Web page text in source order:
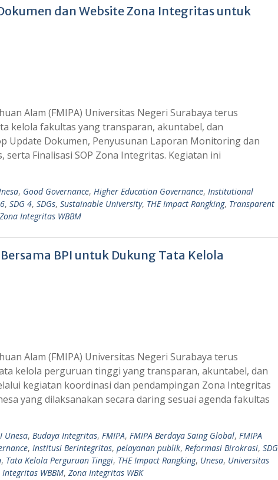
dan Website Zona Integritas untuk
Alam (FMIPA) Universitas Negeri Surabaya terus
kelola fakultas yang transparan, akuntabel, dan
Update Dokumen, Penyusunan Laporan Monitoring dan
Finalisasi SOP Zona Integritas. Kegiatan ini
, Good Governance, Higher Education Governance, Institutional
, SDG 4, SDGs, Sustainable University, THE Impact Rangking, Transparent
Zona Integritas WBBM
BPI untuk Dukung Tata Kelola
Alam (FMIPA) Universitas Negeri Surabaya terus
kelola perguruan tinggi yang transparan, akuntabel, dan
kegiatan koordinasi dan pendampingan Zona Integritas
yang dilaksanakan secara daring sesuai agenda fakultas
Unesa, Budaya Integritas, FMIPA, FMIPA Berdaya Saing Global, FMIPA
, Institusi Berintegritas, pelayanan publik, Reformasi Birokrasi, SDG
, Tata Kelola Perguruan Tinggi, THE Impact Rangking, Unesa, Universitas
Integritas WBBM, Zona Integritas WBK